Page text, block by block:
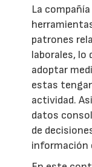
La
patrones
laborales, lo
adoptar
estas
actividad.
datos
de
información